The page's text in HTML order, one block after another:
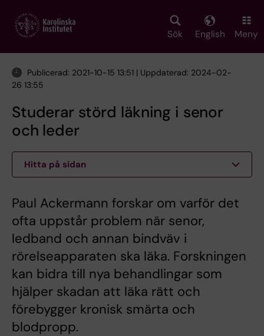
main
Sök English Meny
Publicerad: 2021-10-15 13:51 | Uppdaterad: 2024-02-
26 13:55
Studerar störd läkning i senor
och leder
Hitta på sidan
Paul Ackermann forskar om varför det
ofta uppstår problem när senor,
ledband och annan bindväv i
rörelseapparaten ska läka. Forskningen
kan bidra till nya behandlingar som
hjälper skadan att läka rätt och
förebygger kronisk smärta och
blodpropp.